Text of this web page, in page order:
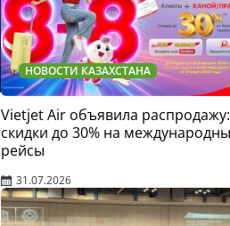
НОВОСТИ КАЗАХСТАНА
Vietjet Air объявила распродажу:
скидки до 30% на
рейсы
31.07.2026